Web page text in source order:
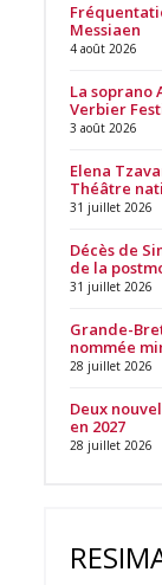
Messiaen
4 août 2026
La soprano
Verbier
3 août 2026
Elena
Théâtre
31 juillet 2026
Décès de
de la
31 juillet 2026
Grande-
nommée
28 juillet 2026
Deux
en 2027
28 juillet 2026